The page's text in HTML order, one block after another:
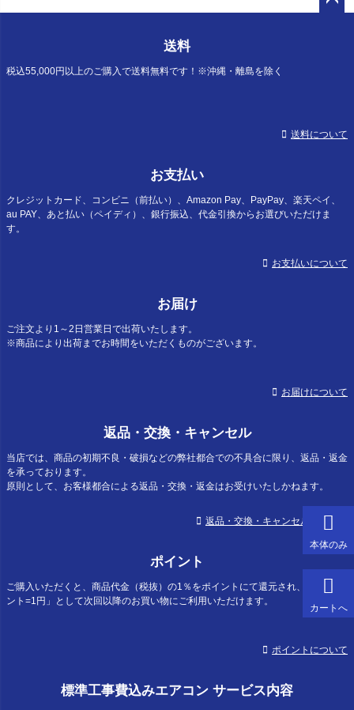
カートへ
本体のみ
送料
税込55,000円以上のご購入で送料無料です！※沖縄・離島を除く
送料について
お支払い
クレジットカード、コンビニ（前払い）、Amazon Pay、PayPay、楽天ペイ、
au PAY、あと払い（ペイディ）、銀行振込、代金引換からお選びいただけま
す。
お支払いについて
お届け
ご注文より1～2日営業日で出荷いたします。
※商品により出荷までお時間をいただくものがございます。
お届けについて
返品・交換・キャンセル
当店では、商品の初期不良・破損などの弊社都合での不具合に限り、返品・返金
を承っております。
原則として、お客様都合による返品・交換・返金はお受けいたしかねます。
返品・交換・キャンセルについて
ポイント
ご購入いただくと、商品代金（税抜）の1％をポイントにて還元され、「1ポイ
ント=1円」として次回以降のお買い物にご利用いただけます。
ポイントについて
標準工事費込みエアコン サービス内容